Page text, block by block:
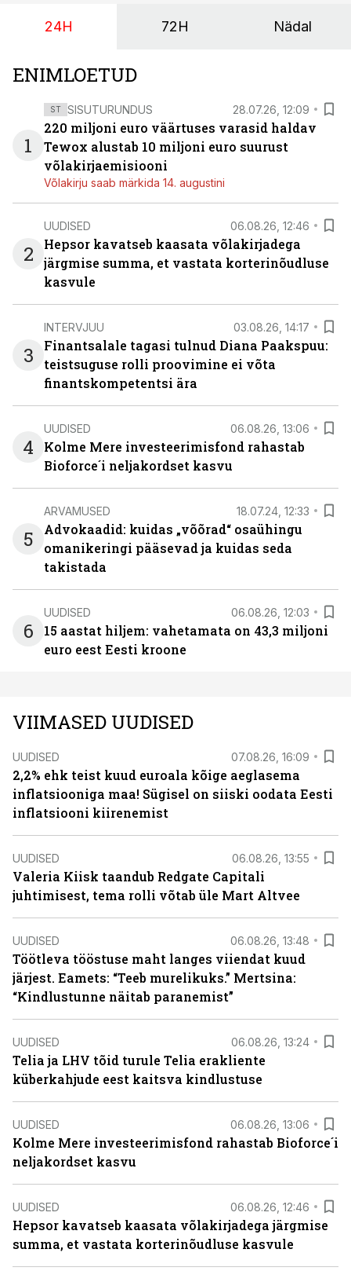
24H 72H Nädal
ENIMLOETUD
1
ST SISUTURUNDUS 28.07.26, 12:09
220 miljoni euro väärtuses varasid haldav
Tewox alustab 10 miljoni euro suurust
võlakirjaemisiooni
Võlakirju saab märkida 14. augustini
2
UUDISED 06.08.26, 12:46
Hepsor kavatseb kaasata võlakirjadega
järgmise summa, et vastata korterinõudluse
kasvule
3
INTERVJUU 03.08.26, 14:17
Finantsalale tagasi tulnud Diana Paakspuu:
teistsuguse rolli proovimine ei võta
finantskompetentsi ära
4
UUDISED 06.08.26, 13:06
Kolme Mere investeerimisfond rahastab
Bioforce´i neljakordset kasvu
5
ARVAMUSED 18.07.24, 12:33
Advokaadid: kuidas „võõrad“ osaühingu
omanikeringi pääsevad ja kuidas seda
takistada
6
UUDISED 06.08.26, 12:03
15 aastat hiljem: vahetamata on 43,3 miljoni
euro eest Eesti kroone
VIIMASED UUDISED
UUDISED 07.08.26, 16:09
2,2% ehk teist kuud euroala kõige aeglasema
inflatsiooniga maa! Sügisel on siiski oodata Eesti
inflatsiooni kiirenemist
UUDISED 06.08.26, 13:55
Valeria Kiisk taandub Redgate Capitali
juhtimisest, tema rolli võtab üle Mart Altvee
UUDISED 06.08.26, 13:48
Töötleva tööstuse maht langes viiendat kuud
järjest. Eamets: “Teeb murelikuks.” Mertsina:
“Kindlustunne näitab paranemist”
UUDISED 06.08.26, 13:24
Telia ja LHV tõid turule Telia erakliente
küberkahjude eest kaitsva kindlustuse
UUDISED 06.08.26, 13:06
Kolme Mere investeerimisfond rahastab Bioforce´i
neljakordset kasvu
UUDISED 06.08.26, 12:46
Hepsor kavatseb kaasata võlakirjadega järgmise
summa, et vastata korterinõudluse kasvule